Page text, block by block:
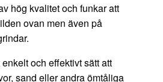
hög kvalitet och funkar att
ovan men även på
och effektivt sätt att
sand eller andra ömtåliga